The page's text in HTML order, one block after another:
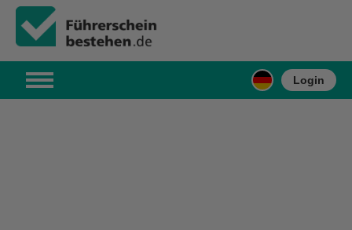
Login